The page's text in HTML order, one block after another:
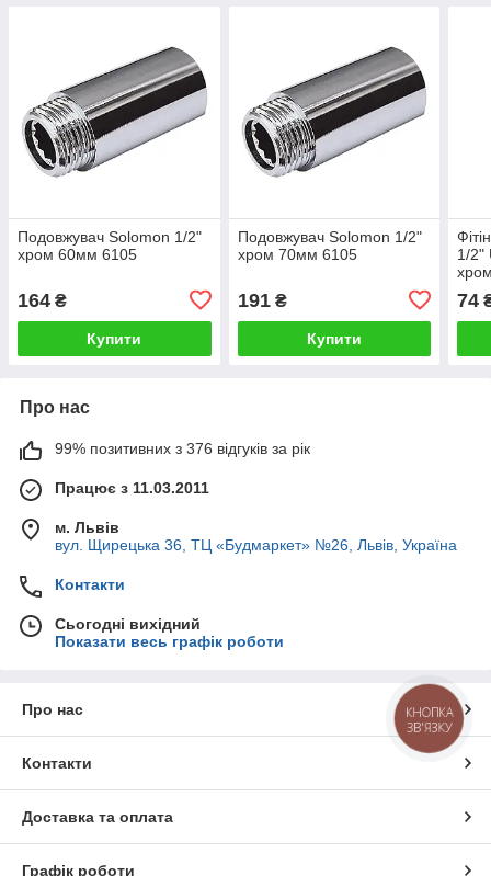
Подовжувач Solomon 1/2"
хром 60мм 6105
164 ₴
Купити
Подовжувач Solomon 1/2"
хром 70мм 6105
191₴
Купити
1/2"
74
Про нас
99% позитивних з 376 відгуків за рік
Працює з 11.03.2011
м. Львів
вул. Щирецька 36, ТЦ «Будмаркет» №26, Львів, Україна
Контакти
Сьогодні вихідний
Показати весь графік роботи
Про нас
Контакти
Доставка та оплата
Графік роботи
КНОПКА
ЗВ'ЯЗКУ